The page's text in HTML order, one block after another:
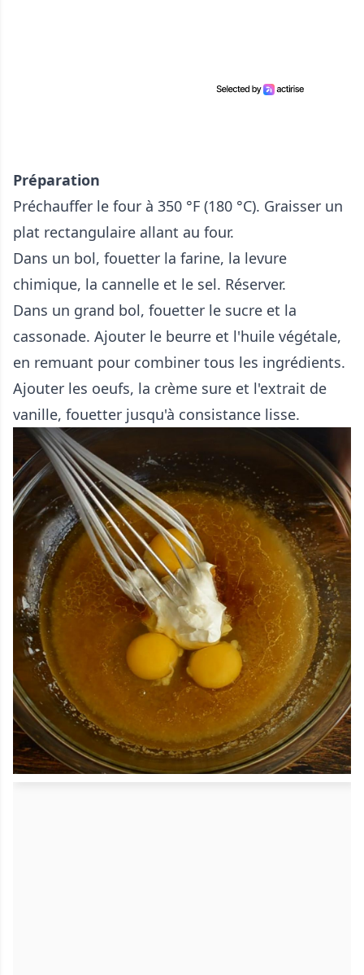
Préparation
Préchauffer le four à 350 °F (180 °C). Graisser un
plat rectangulaire allant au four.
Dans un bol, fouetter la farine, la levure
chimique, la cannelle et le sel. Réserver.
Dans un grand bol, fouetter le sucre et la
cassonade. Ajouter le beurre et l'huile végétale,
en remuant pour combiner tous les ingrédients.
Ajouter les oeufs, la crème sure et l'extrait de
vanille, fouetter jusqu'à consistance lisse.